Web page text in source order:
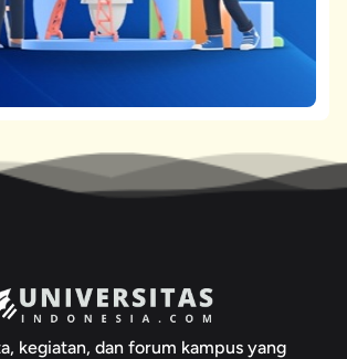
kegiatan, dan forum kampus yang